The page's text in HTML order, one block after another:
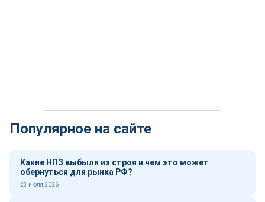
Популярное на сайте
Какие НПЗ выбыли из строя и чем это может
обернуться для рынка РФ?
23 июля 2026